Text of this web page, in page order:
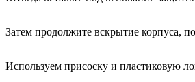
Затем продолжите вскрытие корпуса,
Используем присоску и пластиковую